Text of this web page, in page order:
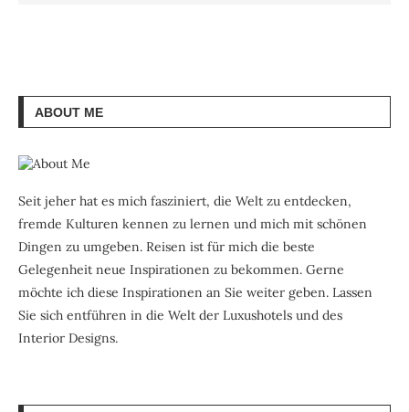
ABOUT ME
Seit jeher hat es mich fasziniert, die Welt zu entdecken,
fremde Kulturen kennen zu lernen und mich mit schönen
Dingen zu umgeben. Reisen ist für mich die beste
Gelegenheit neue Inspirationen zu bekommen. Gerne
möchte ich diese Inspirationen an Sie weiter geben. Lassen
Sie sich entführen in die Welt der Luxushotels und des
Interior Designs.